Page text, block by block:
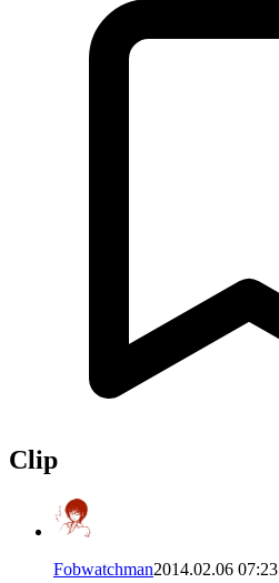
Clip
Fobwatchman2014.02.06 07:23